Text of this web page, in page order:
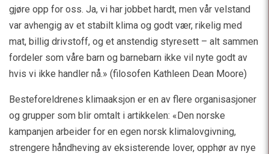
gjøre opp for oss. Ja, vi har jobbet hardt, men vår velstand
var avhengig av et stabilt klima og godt vær, rikelig med
mat, billig drivstoff, og et anstendig styresett – alt sammen
fordeler som våre barn og barnebarn ikke vil nyte godt av
hvis vi ikke handler nå.» (filosofen Kathleen Dean Moore)
Besteforeldrenes klimaaksjon er en av flere organisasjoner
og grupper som blir omtalt i artikkelen: «Den norske
kampanjen arbeider for en egen norsk klimalovgivning,
strengere håndheving av eksisterende lover, opphør av nye